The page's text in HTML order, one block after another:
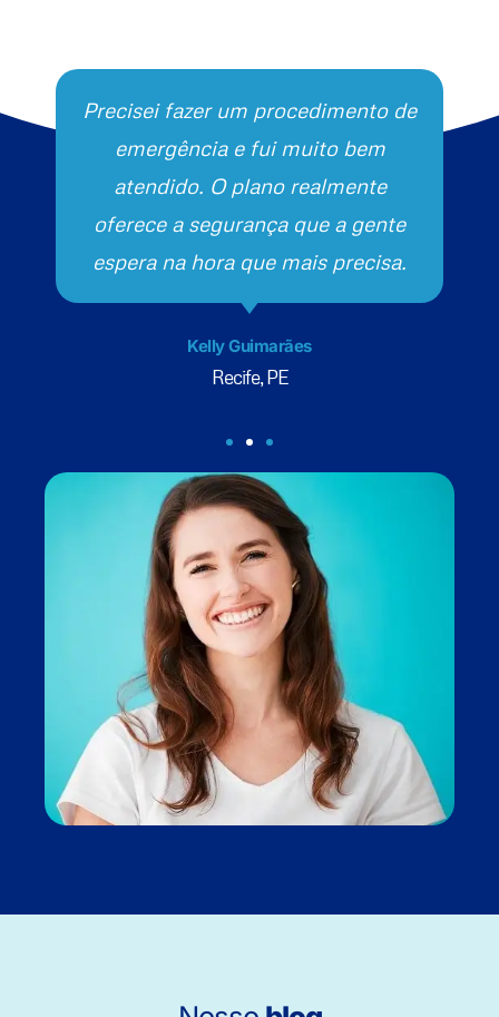
Precisei fazer um procedimento de
emergência e fui muito bem
atendido. O plano realmente
oferece a segurança que a gente
espera na hora que mais precisa.
Kelly Guimarães
Recife, PE